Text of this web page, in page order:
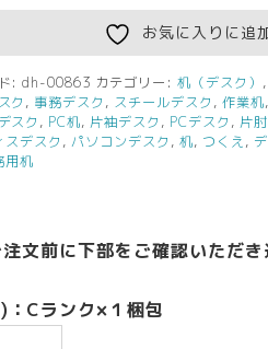
お気に入りに追
:dh-00863 カテゴリー: 机（デスク） ,
ク , 事務デスク , スチールデスク , 作業机,
スク , PC机, 片袖デスク , PCデスク , 片
スデスク ,パソコンデスク , 机, つくえ,
用机
文前に下部をご確認いただき
Cランク×１梱包